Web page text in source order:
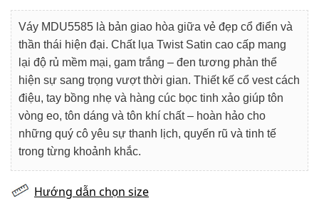
là:
840.000₫.
tại
là:
709.000₫.
Váy MDU5585 là bản giao hòa giữa vẻ đẹp cổ điển và
thần thái hiện đại. Chất lụa Twist Satin cao cấp mang
lại độ rủ mềm mại, gam trắng – đen tương phản thể
hiện sự sang trọng vượt thời gian. Thiết kế cổ vest cách
điệu, tay bồng nhẹ và hàng cúc bọc tinh xảo giúp tôn
vòng eo, tôn dáng và tôn khí chất – hoàn hảo cho
những quý cô yêu sự thanh lịch, quyến rũ và tinh tế
trong từng khoảnh khắc.
Hướng dẫn chọn size